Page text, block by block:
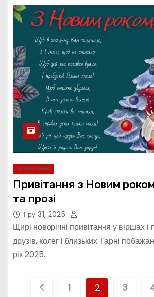
ПРИВІТАННЯ
Привітання з Новим
та прозі
Гру 31, 2025
Щирі новорічні привітання у віршах і
друзів, колег і близьких. Гарні
рік 2025.
1 2 3